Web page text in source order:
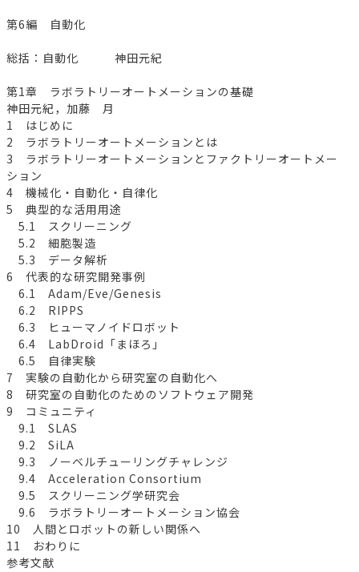
第6編 自動化
総括：自動化 神田元紀
第1章 ラボラトリーオートメーションの基礎
神田元紀，加藤 月
1 はじめに
2 ラボラトリーオートメーションとは
3 ラボラトリーオートメーションとファクトリーオートメー
ション
4 機械化・自動化・自律化
5 典型的な活用用途
5.1 スクリーニング
5.2 細胞製造
5.3 データ解析
6 代表的な研究開発事例
6.1 Adam/Eve/Genesis
6.2 RIPPS
6.3 ヒューマノイドロボット
6.4 LabDroid「まほろ」
6.5 自律実験
7 実験の自動化から研究室の自動化へ
8 研究室の自動化のためのソフトウェア開発
9 コミュニティ
9.1 SLAS
9.2 SiLA
9.3 ノーベルチューリングチャレンジ
9.4 Acceleration Consortium
9.5 スクリーニング学研究会
9.6 ラボラトリーオートメーション協会
10 人間とロボットの新しい関係へ
11 おわりに
参考文献